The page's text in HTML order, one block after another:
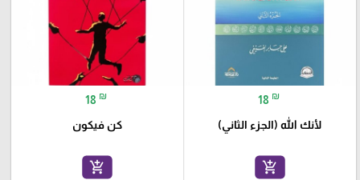
18 ₪
لأنك الله (الجزء الثاني)
add_shopping_cart
18 ₪
كن فيكون
add_shopping_cart